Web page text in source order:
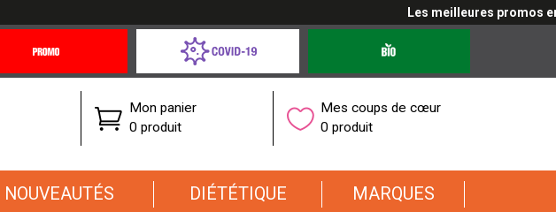
Les meilleures promos en
Coronavirus
Mon panier
0 produit
Mes coups de cœur
0 produit
NOUVEAUTÉS DIÉTÉTIQUE MARQUES